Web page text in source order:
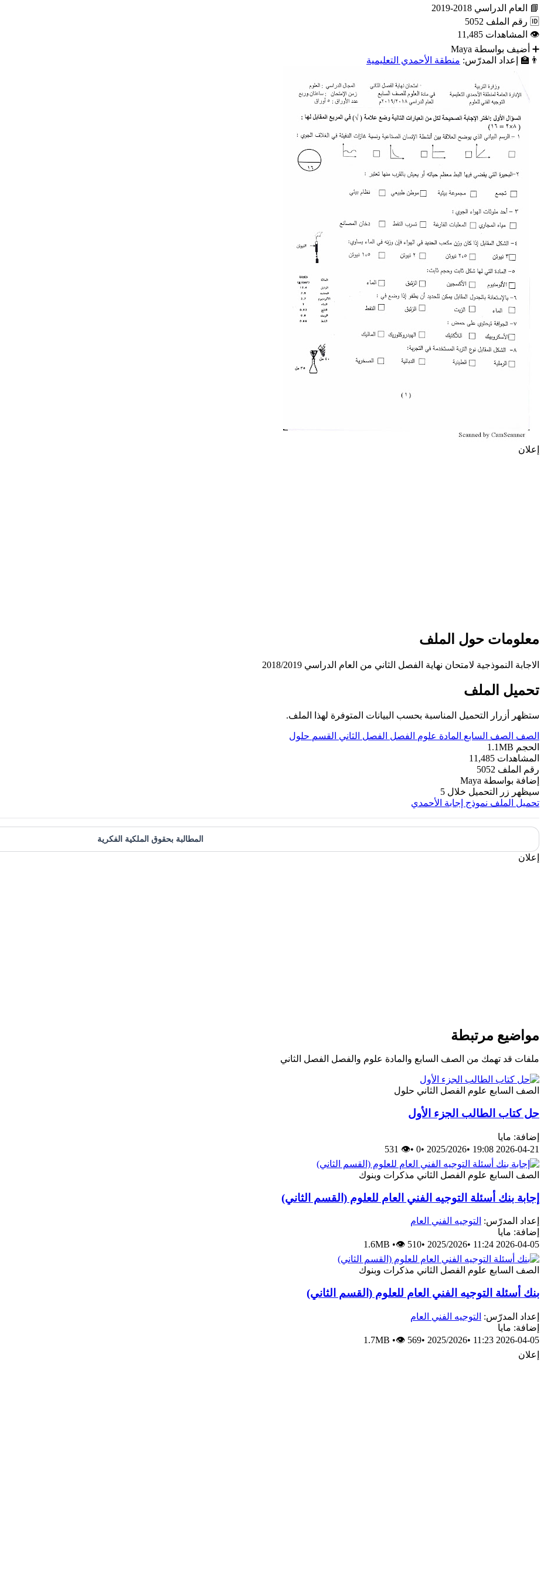
📘 العام الدراسي 2018-2019
🆔 رقم الملف 5052
👁 المشاهدات 11,485
➕ أضيف بواسطة Maya
👨‍🏫
إعداد المدرّس: منطقة الأحمدي التعليمية
إعلان
معلومات حول الملف
الاجابة النموذجية لامتحان نهاية الفصل الثاني من العام الدراسي 2018/2019
تحميل الملف
ستظهر أزرار التحميل المناسبة بحسب البيانات المتوفرة لهذا الملف.
الصف الصف السابع المادة علوم الفصل الفصل الثاني القسم حلول
الحجم 1.1MB
المشاهدات 11,485
رقم الملف 5052
إضافة بواسطة Maya
سيظهر زر التحميل خلال 5
تحميل الملف نموذج إجابة الأحمدي
المطالبة بحقوق الملكية الفكرية
إعلان
مواضيع مرتبطة
ملفات قد تهمك من الصف السابع والمادة علوم والفصل الفصل الثاني
الصف السابع علوم الفصل الثاني حلول
حل كتاب الطالب الجزء الأول
إضافة: مايا
2026-04-21 19:08
•
2025/2026
•
0
•
👁 531
الصف السابع علوم الفصل الثاني مذكرات وبنوك
إجابة بنك أسئلة التوجيه الفني العام للعلوم (القسم الثاني)
إعداد المدرّس: التوجيه الفني العام
إضافة: مايا
2026-04-05 11:24
•
2025/2026
•
1.6MB •👁 510
الصف السابع علوم الفصل الثاني مذكرات وبنوك
بنك أسئلة التوجيه الفني العام للعلوم (القسم الثاني)
إعداد المدرّس: التوجيه الفني العام
إضافة: مايا
2026-04-05 11:23
•
2025/2026
•
1.7MB •👁 569
إعلان